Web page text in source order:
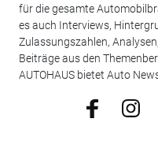
für die gesamte
es auch Interviews,
Zulassungszahlen,
Beiträge aus den
AUTOHAUS bietet Auto